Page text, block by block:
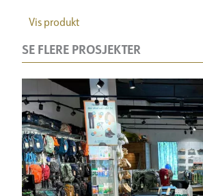
Vis produkt
SE FLERE PROSJEKTER